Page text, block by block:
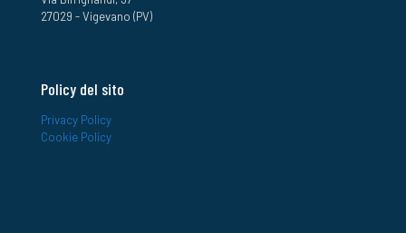
27029 - Vigevano (PV)
Policy del sito
Privacy Policy
Cookie Policy